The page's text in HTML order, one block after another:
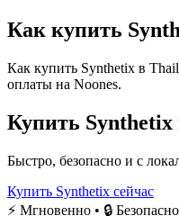
Как купить
Как купить Synthetix в
оплаты на Noones.
Купить Synthetix
Быстро, безопасно и с
Купить Synthetix сейчас
⚡ Мгновенно • 🔒